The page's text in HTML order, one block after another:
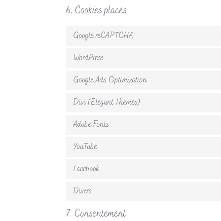
6. Cookies placés
Google reCAPTCHA
WordPress
Google Ads Optimization
Divi (Elegant Themes)
Adobe Fonts
YouTube
Facebook
Divers
7. Consentement